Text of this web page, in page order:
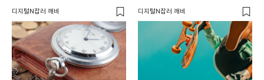
디지털N잡러 깨비 디지털N잡러 깨비